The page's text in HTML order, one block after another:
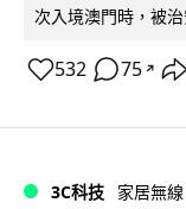
次入境澳門時，被
532 75 ↗
3C科技 家居無線